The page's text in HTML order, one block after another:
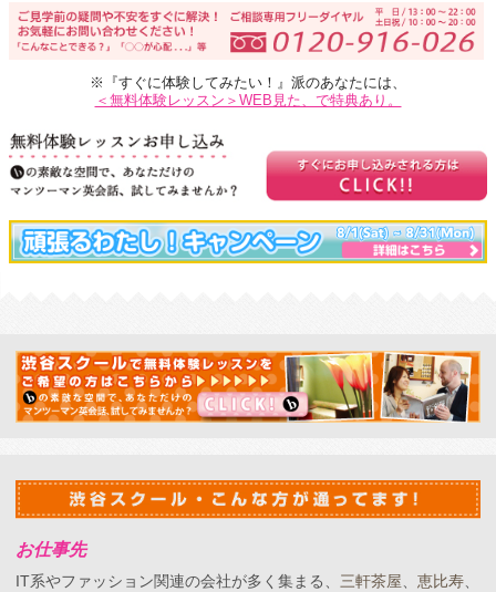
※『すぐに体験してみたい！』派のあなたには、
＜無料体験レッスン＞WEB見た、で特典あり。
お仕事先
IT系やファッション関連の会社が多く集まる、三軒茶屋、恵比寿、